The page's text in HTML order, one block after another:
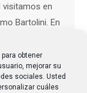
obtener
mejorar su
sociales. Usted
cuáles
visitamos en
Bartolini. En
no me
yo…